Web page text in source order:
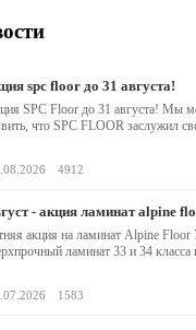
spc floor до 31 августа!
SPC Floor до 31 августа! Мы
что SPC FLOOR заслужил
4912
- акция ламинат alpine
акция на ламинат Alpine Floor
ламинат 33 и 34 класса
1583